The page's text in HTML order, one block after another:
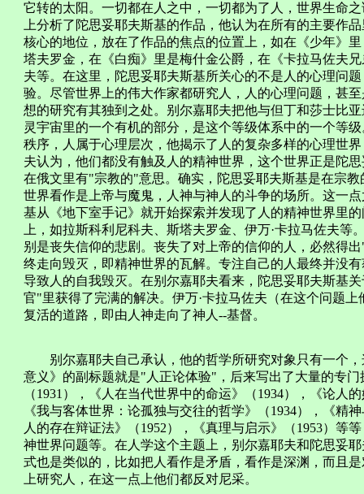
它转的太阳。一切都在人之中，一切都为了人，世界生命
上分析了陀思妥耶夫斯基的作品，他认为在所有的主要作
核心的地位，放在了作品的焦点的位置上，如在《少年》
塔夫罗金，在《白痴》里是梅什金公爵，在《卡拉马佐夫
夫等。在这里，陀思妥耶夫斯基所关心的不是人的心理问
验。尽管世界上的伟大作家都研究人，人的心理问题，甚
想的研究有其独到之处。别尔嘉耶夫把他与但丁和莎士比
灵宇宙里的一个有机的部分，是这个等级体系中的一个等
秩序，人属于心理层次，他揭示了人的复杂多样的心理世
夫认为，他们都没有触及人的精神世界，这个世界正是陀
在俄文里有"宗教的"意思。确实，陀思妥耶夫斯基是在宗
世界看作是上帝与魔鬼，人神与神人的斗争的场所。这一
基从《地下室手记》就开始探索并发现了人的精神世界里
上，如拉斯科利尼科夫、斯塔夫罗金、伊万·卡拉马佐夫
别是丧失信仰的悲剧。丧失了对上帝的信仰的人，必然得
终走向毁灭，即精神世界的瓦解。专注自己的人最终并没
导致人的自我毁灭。在别尔嘉耶夫看来，陀思妥耶夫斯基
官"里获得了完满的解决。伊万·卡拉马佐夫（在这个问题
复活的道路，即由人神走向了神人--基督。
别尔嘉耶夫自己承认，他的哲学所研究对象只有一个，
意义》的副标题就是"人正论体验"，后来写出了大量的专
（1931），《人在当代世界中的命运》（1934），《论人
《我与客体世界：论孤独与交往的哲学》（1934），《精
人的存在辩证法》（1952），《真理与启示》（1953）等
神世界问题等。在人学这个主题上，别尔嘉耶夫和陀思妥
式也是类似的，比如把人看作是矛盾，看作是深渊，而且
上研究人，在这一点上他们都反对尼采。